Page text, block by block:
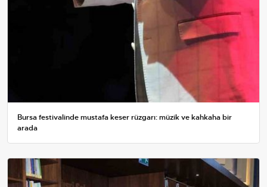
Bursa festivalinde mustafa keser rüzgarı: müzik ve kahkaha bir
arada